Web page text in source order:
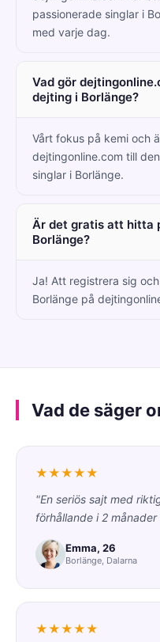
passionerade singlar i
med varje dag.
Vad gör
dejting i Borlänge?
Vårt fokus på kemi och
dejtingonline.com till
singlar i Borlänge.
Är det gratis att hitta
Borlänge?
Ja! Att registrera sig
Borlänge på
Vad de säger
★★★★★
"En seriös sajt med
förhållande i 2
Emma, 26
Borlänge, Dalarna
★★★★★